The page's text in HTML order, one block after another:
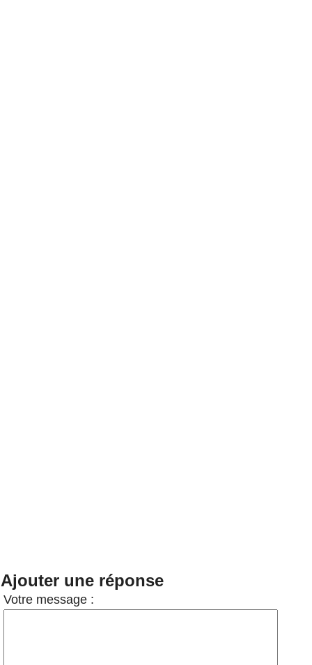
Ajouter une réponse
Votre message :